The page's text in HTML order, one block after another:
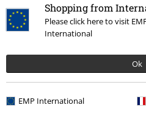
Shopping from
Please click here to visit
International
Ok
EMP International
Podělte se o váš názor